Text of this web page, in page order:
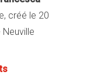
créé le 20